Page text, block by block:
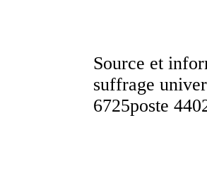
Source et
suffrage
6725poste